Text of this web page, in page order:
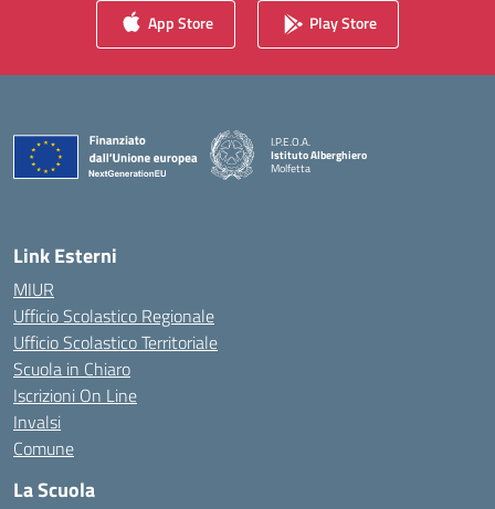
App Store Play Store
I.P.E.O.A.
Istituto Alberghiero
Molfetta
Link Esterni
MIUR
Ufficio Scolastico Regionale
Ufficio Scolastico Territoriale
Scuola in Chiaro
Iscrizioni On Line
Invalsi
Comune
La Scuola